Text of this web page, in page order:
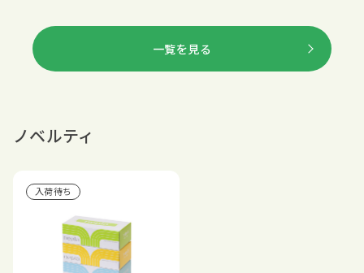
一覧を見る
ノベルティ
入荷待ち